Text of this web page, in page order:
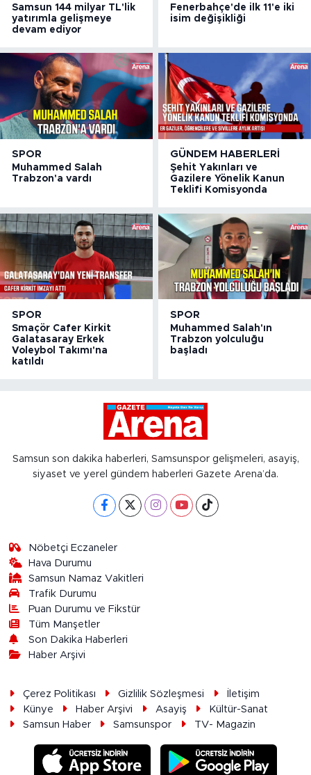
Samsun 144 milyar TL'lik
yatırımla gelişmeye
devam ediyor
Fenerbahçe'de ilk 11'e iki
isim değişikliği
SPOR
Muhammed Salah
Trabzon'a vardı
GÜNDEM HABERLERI
Şehit Yakınları ve
Gazilere Yönelik Kanun
Teklifi Komisyonda
SPOR
Smaçör Cafer Kirkit
Galatasaray Erkek
Voleybol Takımı'na
katıldı
SPOR
Muhammed Salah'ın
Trabzon yolculuğu
başladı
Samsun son dakika haberleri, Samsunspor gelişmeleri, asayiş,
siyaset ve yerel gündem haberleri Gazete Arena’da.
Nöbetçi Eczaneler
Hava Durumu
Samsun Namaz Vakitleri
Trafik Durumu
Puan Durumu ve Fikstür
Tüm Manşetler
Son Dakika Haberleri
Haber Arşivi
Çerez Politikası Gizlilik Sözleşmesi
İletişim
Künye
Haber Arşivi Asayiş
Kültür-Sanat
Samsun Haber
Samsunspor TV- Magazin